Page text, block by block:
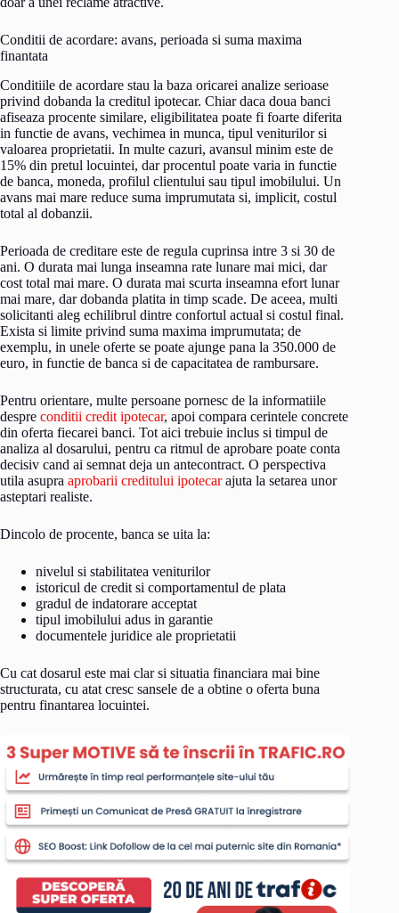
Conditii de acordare: avans, perioada si suma maxima
finantata
Conditiile de acordare stau la baza oricarei analize serioase
privind dobanda la creditul ipotecar. Chiar daca doua banci
afiseaza procente similare, eligibilitatea poate fi foarte diferita
in functie de avans, vechimea in munca, tipul veniturilor si
valoarea proprietatii. In multe cazuri, avansul minim este de
15% din pretul locuintei, dar procentul poate varia in functie
de banca, moneda, profilul clientului sau tipul imobilului. Un
avans mai mare reduce suma imprumutata si, implicit, costul
total al dobanzii.
Perioada de creditare este de regula cuprinsa intre 3 si 30 de
ani. O durata mai lunga inseamna rate lunare mai mici, dar
cost total mai mare. O durata mai scurta inseamna efort lunar
mai mare, dar dobanda platita in timp scade. De aceea, multi
solicitanti aleg echilibrul dintre confortul actual si costul final.
Exista si limite privind suma maxima imprumutata; de
exemplu, in unele oferte se poate ajunge pana la 350.000 de
euro, in functie de banca si de capacitatea de rambursare.
Pentru orientare, multe persoane pornesc de la informatiile
despre conditii credit ipotecar, apoi compara cerintele concrete
din oferta fiecarei banci. Tot aici trebuie inclus si timpul de
analiza al dosarului, pentru ca ritmul de aprobare poate conta
decisiv cand ai semnat deja un antecontract. O perspectiva
utila asupra aprobarii creditului ipotecarajuta la setarea unor
asteptari realiste.
Dincolo de procente, banca se uita la:
nivelul si stabilitatea veniturilor
istoricul de credit si comportamentul de plata
gradul de indatorare acceptat
tipul imobilului adus in garantie
documentele juridice ale proprietatii
Cu cat dosarul este mai clar si situatia financiara mai bine
structurata, cu atat cresc sansele de a obtine o oferta buna
pentru finantarea locuintei.